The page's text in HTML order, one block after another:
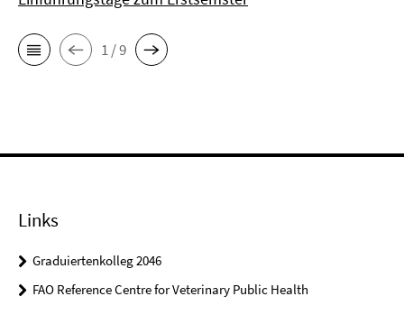
1 / 9
Links
Graduiertenkolleg 2046
FAO Reference Centre for Veterinary Public Health